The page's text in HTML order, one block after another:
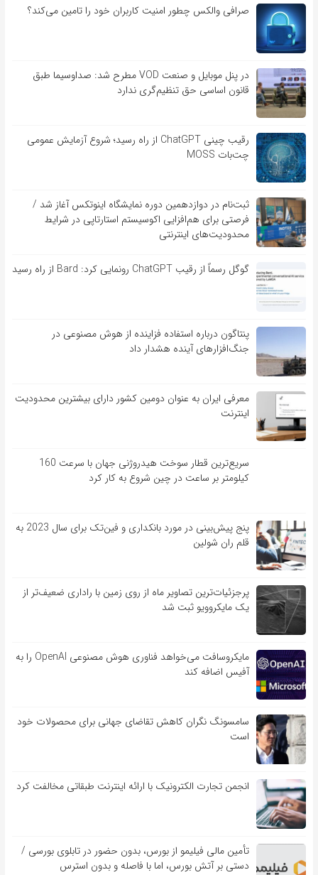
صرافی والکس چطور امنیت کاربران خود را تامین می‌کند؟
در پنل موبایل و صنعت VOD مطرح شد: صداوسیما طبق
قانون اساسی حق تنظیم‌گری ندارد
رقیب چینی ChatGPT از راه رسید؛ شروع آزمایش عمومی
چت‌بات MOSS
ثبت‌نام در دوازدهمین دوره نمایشگاه اینوتکس آغاز شد /
فرصتی برای هم‌افزایی اکوسیستم استارتاپی در شرایط
محدودیت‌های اینترنتی
گوگل رسماً از رقیب ChatGPT رونمایی کرد: Bard از راه رسید
پنتاگون درباره استفاده فزاینده از هوش مصنوعی در
جنگ‌افزارهای آینده هشدار داد
معرفی ایران به عنوان دومین کشور دارای بیشترین محدودیت
اینترنت
سریع‌ترین قطار سوخت هیدروژنی جهان با سرعت 160
کیلومتر بر ساعت در چین شروع به کار کرد
پنج پیش‌بینی در مورد بانکداری و فین‌تک برای سال 2023 به
قلم ران شولین
پرجزئیات‌ترین تصاویر ماه از روی زمین با راداری ضعیف‌تر از
یک مایکروویو ثبت شد
مایکروسافت می‌خواهد فناوری هوش مصنوعی OpenAI را به
آفیس اضافه کند
سامسونگ نگران کاهش تقاضای جهانی برای محصولات خود
است
انجمن تجارت الکترونیک با ارائه اینترنت طبقاتی مخالفت کرد
تأمین مالی فیلیمو از بورس، بدون حضور در تابلوی بورسی /
دستی بر آتش بورس، اما با فاصله و بدون استرس